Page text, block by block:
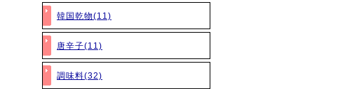
韓国乾物(11)
唐辛子(11)
調味料(32)